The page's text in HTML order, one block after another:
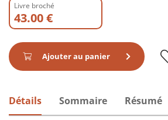
Livre broché
43.00 €
Ajouter au panier
Détails Sommaire Résumé